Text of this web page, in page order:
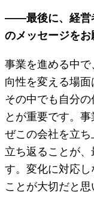
――最後に、経営
のメッセージをお
事業を進める中
向性を変える場面
その中でも自分
とが重要です。
ぜこの会社を立
立ち返ることが
す。変化に対応
ことが大切だと思